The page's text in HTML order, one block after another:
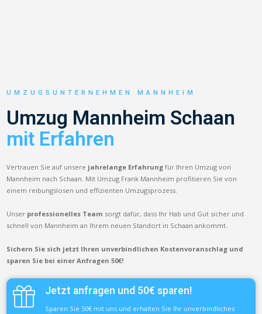
UMZUGSUNTERNEHMEN MANNHEIM
Umzug Mannheim Schaan
mit Erfahren
Vertrauen Sie auf unsere jahrelange Erfahrung für Ihren Umzug von
Mannheim nach Schaan. Mit Umzug Frank Mannheim profitieren Sie von
einem reibungslosen und effizienten Umzugsprozess.
Unser professionelles Team sorgt dafür, dass Ihr Hab und Gut sicher und
schnell von Mannheim an Ihrem neuen Standort in Schaan ankommt.
Sichern Sie sich jetzt Ihren unverbindlichen Kostenvoranschlag und
sparen Sie bei einer Anfragen 50€!
Jetzt anfragen und 50€ sparen!
Sparen Sie 50€ mit uns und erhalten Sie Ihr unverbindliches